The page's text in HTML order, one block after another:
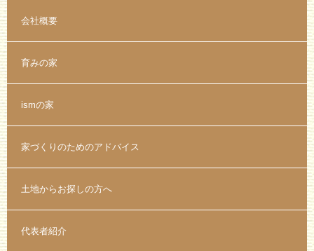
会社概要
育みの家
ismの家
家づくりのためのアドバイス
土地からお探しの方へ
代表者紹介